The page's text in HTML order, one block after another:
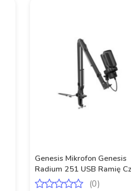
Genesis Mikrofon Genesis
Radium 251 USB Ramię
(0)